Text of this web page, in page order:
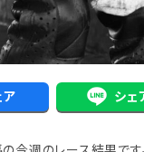
ア シェ